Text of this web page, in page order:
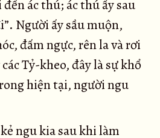
ác thú; ác thú ấy sau
Người ấy sầu muộn,
đấm ngực, rên la và rơi
Tỷ-kheo, đây là sự khổ
hiện tại, người ngu
ngu kia sau khi làm